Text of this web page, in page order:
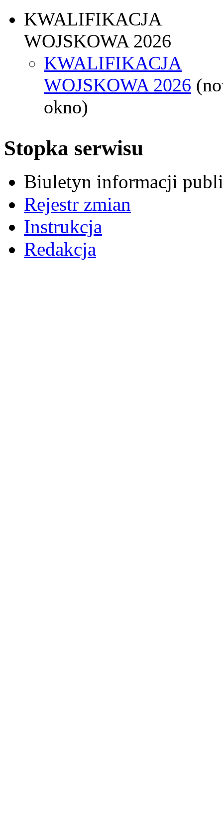
KWALIFIKACJA
WOJSKOWA 2026
KWALIFIKACJA
WOJSKOWA 2026
okno)
Stopka serwisu
Biuletyn informacji
Rejestr zmian
Instrukcja
Redakcja